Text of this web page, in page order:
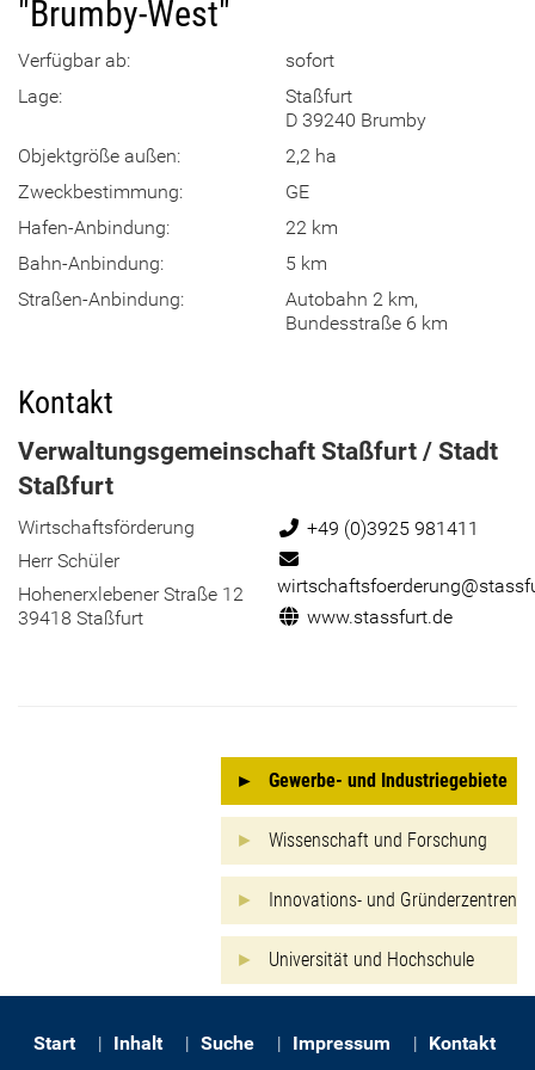
"Brumby-West"
Verfügbar ab:
sofort
Lage:
Staßfurt
D 39240 Brumby
Objektgröße außen:
2,2 ha
Zweckbestimmung:
GE
Hafen-Anbindung:
22 km
Bahn-Anbindung:
5 km
Straßen-Anbindung:
Autobahn 2 km,
Bundesstraße 6 km
Kontakt
Verwaltungsgemeinschaft Staßfurt / Stadt
Staßfurt
Wirtschaftsförderung
Herr Schüler
Hohenerxlebener Straße 12
39418 Staßfurt
Telefon:
+49 (0)3925 981411
Internet:
www.stassfurt.de
Gewerbe- und Industriegebiete
Wissenschaft und Forschung
Innovations- und Gründerzentren
Universität und Hochschule
Start Inhalt Suche Impressum Kontakt